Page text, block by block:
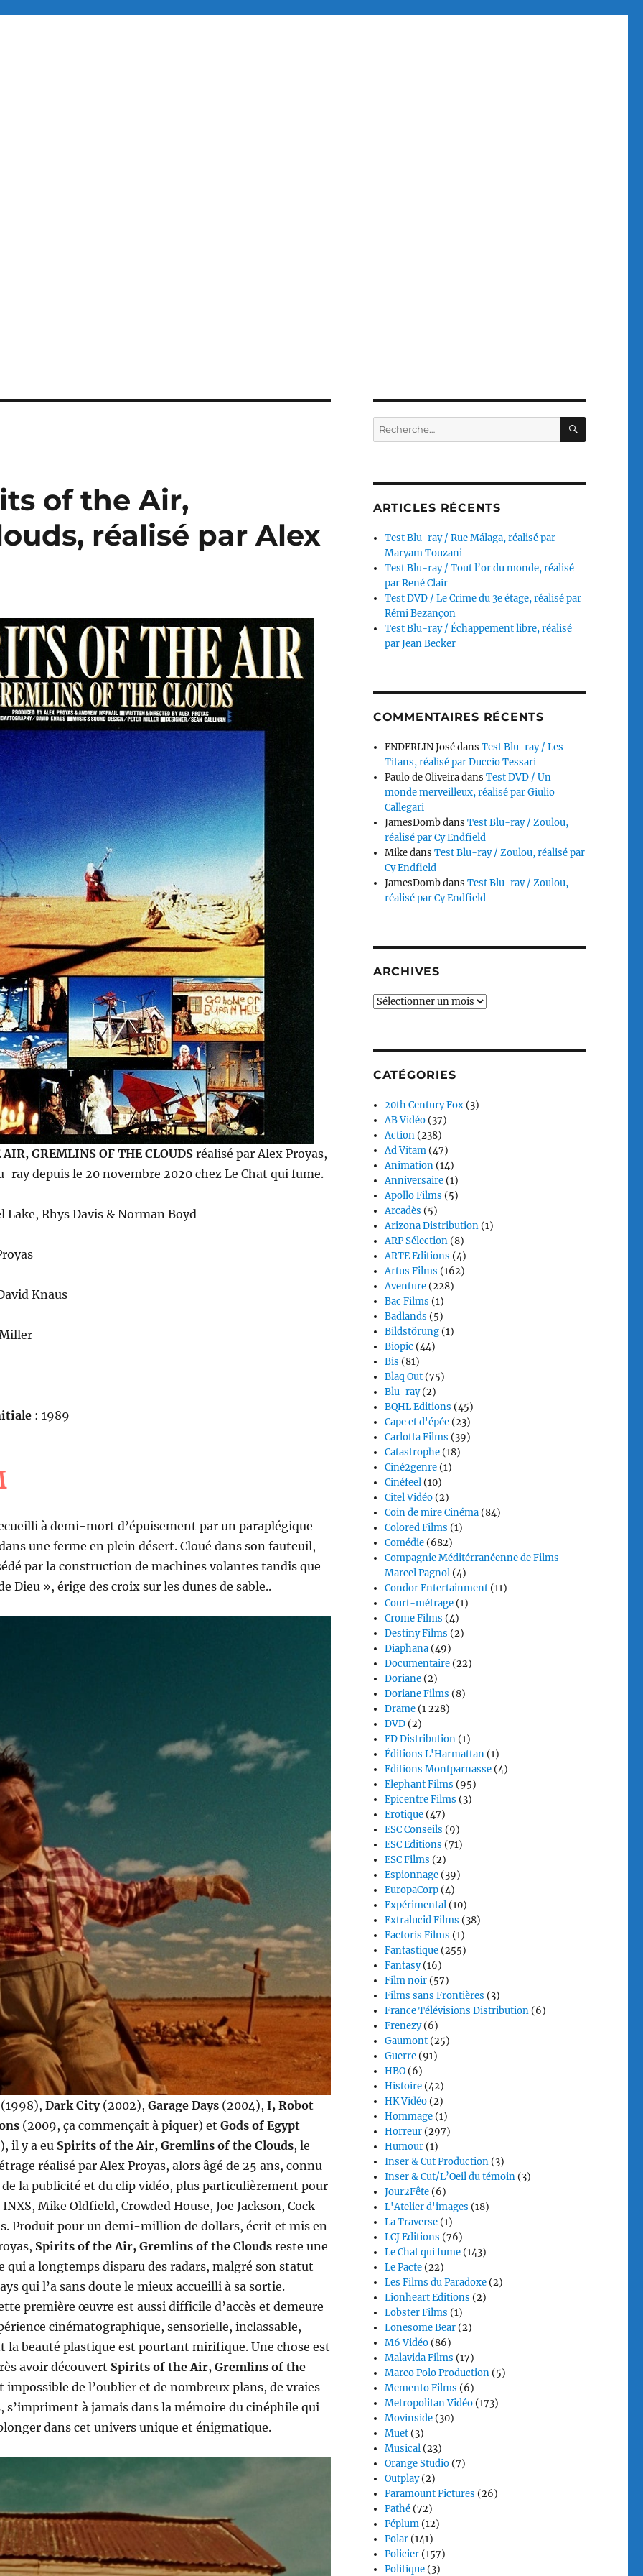
of the Air,
réalisé par Alex
GREMLINS OF THE CLOUDS réalisé par Alex Proyas,
ray depuis le 20 novembre 2020 chez Le Chat qui fume.
Lake, Rhys Davis & Norman Boyd
Knaus
: 1989
à demi-mort d’épuisement par un paraplégique
une ferme en plein désert. Cloué dans son fauteuil,
par la construction de machines volantes tandis que
Dieu », érige des croix sur les dunes de sable..
Dark City(2002), Garage Days(2004), I, Robot
(2009, ça commençait à piquer) et Gods of Egypt
il y a eu Spirits of the Air, Gremlins of the Clouds, le
réalisé par Alex Proyas, alors âgé de 25 ans, connu
la publicité et du clip vidéo, plus particulièrement pour
Mike Oldfield, Crowded House, Joe Jackson, Cock
Produit pour un demi-million de dollars, écrit et mis en
Spirits of the Air, Gremlins of the Cloudsreste une
qui a longtemps disparu des radars, malgré son statut
qui l’a sans doute le mieux accueilli à sa sortie.
première œuvre est aussi difficile d’accès et demeure
cinématographique, sensorielle, inclassable,
la beauté plastique est pourtant mirifique. Une chose est
avoir découvert Spirits of the Air, Gremlins of the
impossible de l’oublier et de nombreux plans, de vraies
s’impriment à jamais dans la mémoire du cinéphile qui
dans cet univers unique et énigmatique.
Recherche
pour :
ARTICLES RÉCENTS
Test Blu-ray / Rue Málaga, réalisé par
Maryam Touzani
Test Blu-ray / Tout l’or du monde, réalisé
par René Clair
Test DVD / Le Crime du 3e étage, réalisé par
Rémi Bezançon
Test Blu-ray / Échappement libre, réalisé
par Jean Becker
COMMENTAIRES RÉCENTS
ENDERLIN JosédansTest Blu-ray / Les
Titans, réalisé par Duccio Tessari
Paulo de OliveiradansTest DVD / Un
monde merveilleux, réalisé par Giulio
Callegari
JamesDombdansTest Blu-ray / Zoulou,
réalisé par Cy Endfield
MikedansTest Blu-ray / Zoulou, réalisé par
Cy Endfield
JamesDombdansTest Blu-ray / Zoulou,
réalisé par Cy Endfield
ARCHIVES
Archives
CATÉGORIES
20th Century Fox (3)
AB Vidéo (37)
Action (238)
Ad Vitam (47)
Animation (14)
Anniversaire (1)
Apollo Films (5)
Arcadès (5)
Arizona Distribution (1)
ARP Sélection (8)
ARTE Editions (4)
Artus Films (162)
Aventure (228)
Bac Films (1)
Badlands (5)
Bildstörung (1)
Biopic (44)
Bis (81)
Blaq Out (75)
Blu-ray(2)
BQHL Editions (45)
Cape et d'épée (23)
Carlotta Films (39)
Catastrophe (18)
Ciné2genre (1)
Cinéfeel (10)
Citel Vidéo (2)
Coin de mire Cinéma (84)
Colored Films (1)
Comédie (682)
Compagnie Méditérranéenne de Films –
Marcel Pagnol (4)
Condor Entertainment (11)
Court-métrage (1)
Crome Films (4)
Destiny Films (2)
Diaphana (49)
Documentaire (22)
Doriane (2)
Doriane Films (8)
Drame (1 228)
DVD (2)
ED Distribution (1)
Éditions L'Harmattan (1)
Editions Montparnasse (4)
Elephant Films (95)
Epicentre Films (3)
Erotique (47)
ESC Conseils (9)
ESC Editions (71)
ESC Films (2)
Espionnage (39)
EuropaCorp (4)
Expérimental (10)
Extralucid Films (38)
Factoris Films (1)
Fantastique (255)
Fantasy(16)
Film noir (57)
Films sans Frontières (3)
France Télévisions Distribution (6)
Frenezy(6)
Gaumont (25)
Guerre (91)
HBO (6)
Histoire (42)
HK Vidéo (2)
Hommage (1)
Horreur (297)
Humour (1)
Inser & Cut Production (3)
Inser & Cut/L’Oeil du témoin (3)
Jour2Fête (6)
L'Atelier d'images (18)
La Traverse (1)
LCJ Editions (76)
Le Chat qui fume (143)
Le Pacte (22)
Les Films du Paradoxe (2)
Lionheart Editions (2)
Lobster Films (1)
Lonesome Bear (2)
M6 Vidéo (86)
Malavida Films (17)
Marco Polo Production (5)
Memento Films (6)
Metropolitan Vidéo (173)
Movinside (30)
Muet (3)
Musical (23)
Orange Studio (7)
Outplay(2)
Paramount Pictures (26)
Pathé (72)
Péplum (12)
Polar (141)
Policier (157)
Politique (3)